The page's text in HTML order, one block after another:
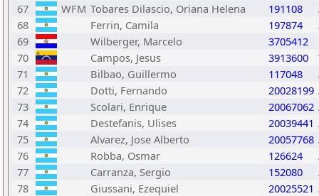
67
WFM Tobares Dilascio, Oriana Helena 191108
68
Ferrin, Camila 197874
69
Wilberger, Marcelo 3705412
70
Campos, Jesus 3913600
71
Bilbao, Guillermo 117048
72
Dotti, Fernando 20028199
73
Scolari, Enrique 20067062
74
Destefanis, Ulises 20039441
75
Alvarez, Jose Alberto 20057768
76
Robba, Osmar 126624
77
Carranza, Sergio 152080
78
Giussani, Ezequiel 20025521